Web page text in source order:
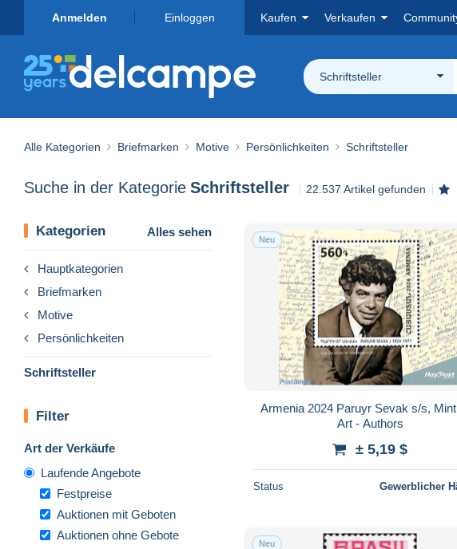
Anmelden Einloggen Kaufen Verkaufen
Schriftsteller
Alle Kategorien Briefmarken Motive Persönlichkeiten Schriftsteller
Suche in der Kategorie Schriftsteller 22.537 Artikel gefunden
Kategorien Alles sehen
Hauptkategorien
Briefmarken
Motive
Persönlichkeiten
Schriftsteller
Filter
Art der Verkäufe
Laufende Angebote
Festpreise
Auktionen mit Geboten
Auktionen ohne Gebote
Neu
Armenia 2024 Paruyr Sevak s/s,
Art - Authors
± 5,19 $
Status Gewerblicher
Neu